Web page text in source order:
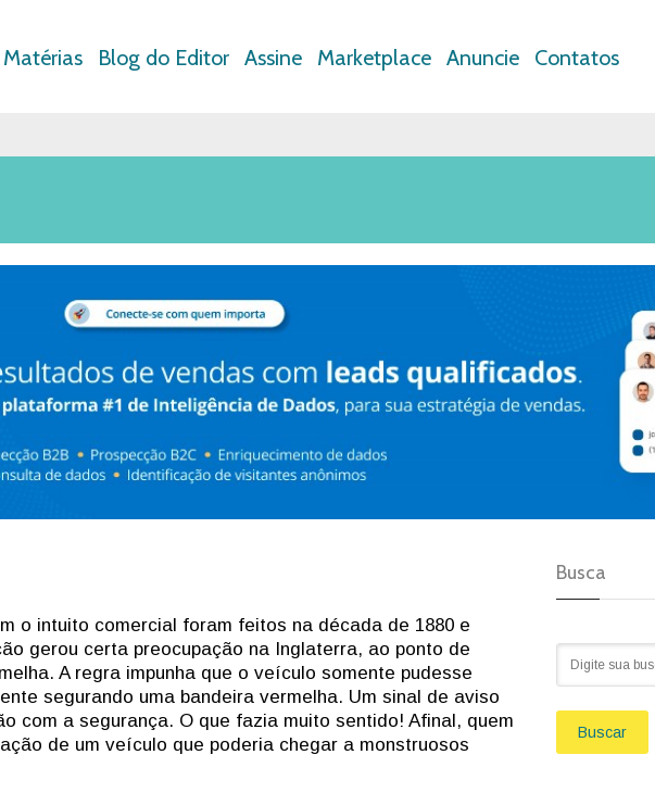
Matérias Blog do Editor Assine Marketplace Anuncie Contatos
o intuito comercial foram feitos na década de 1880 e
gerou certa preocupação na Inglaterra, ao ponto de
A regra impunha que o veículo somente pudesse
segurando uma bandeira vermelha. Um sinal de aviso
com a segurança. O que fazia muito sentido! Afinal, quem
de um veículo que poderia chegar a monstruosos
Busca
Buscar